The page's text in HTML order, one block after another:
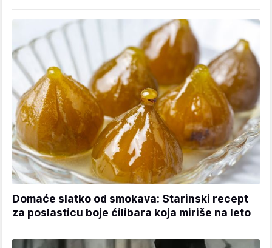
Domaće slatko od smokava: Starinski recept
za poslasticu boje ćilibara koja miriše na leto